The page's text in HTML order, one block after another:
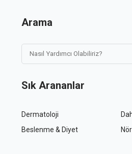
Arama
Sık Arananlar
Dermatoloji
Beslenme & Diyet